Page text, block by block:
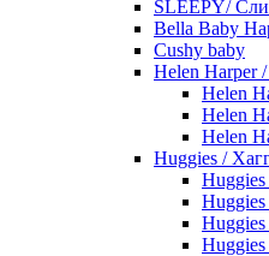
SLEEPY/
Bella Baby
Cushy baby
Helen Harper
Helen
Helen
Helen
Huggies /
Huggies